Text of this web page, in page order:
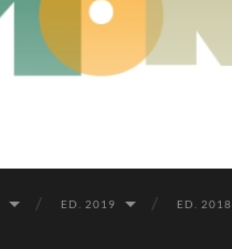
ED. 2019 ED. 2018